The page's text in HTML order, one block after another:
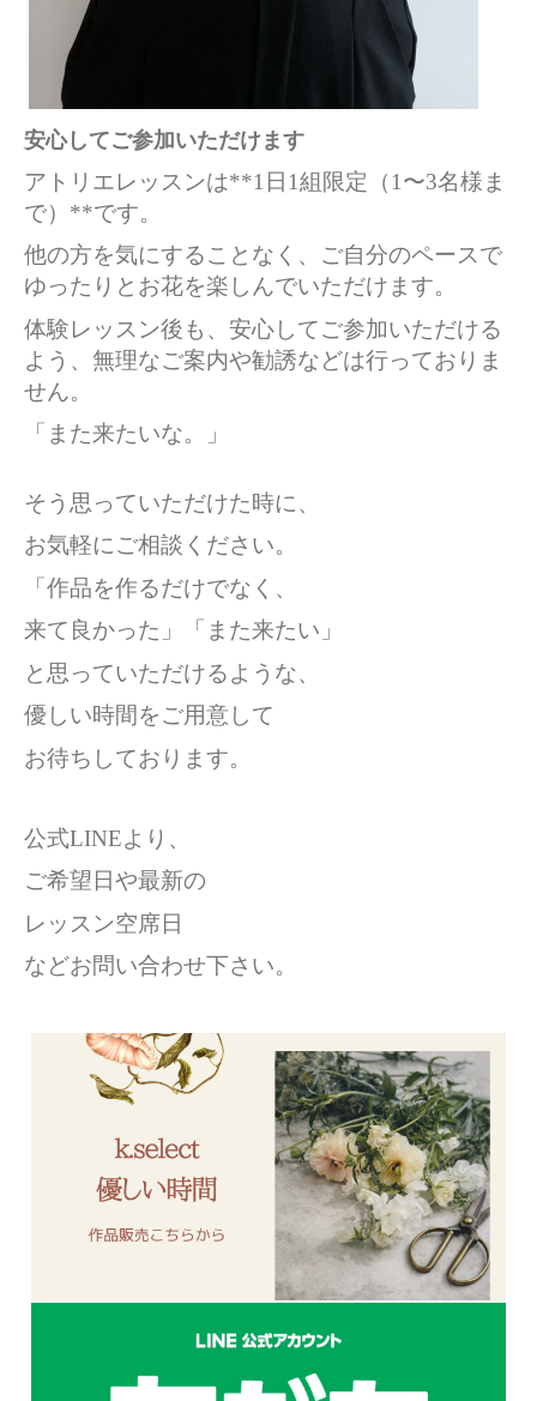
安心してご参加いただけます
アトリエレッスンは**1日1組限定（1〜3名様ま
で）**です。
他の方を気にすることなく、ご自分のペースで
ゆったりとお花を楽しんでいただけます。
体験レッスン後も、安心してご参加いただける
よう、無理なご案内や勧誘などは行っておりま
せん。
「また来たいな。」
そう思っていただけた時に、
お気軽にご相談ください。
「作品を作るだけでなく、
来て良かった」「また来たい」
と思っていただけるような、
優しい時間をご用意して
お待ちしております。
公式LINEより、
ご希望日や最新の
レッスン空席日
などお問い合わせ下さい。